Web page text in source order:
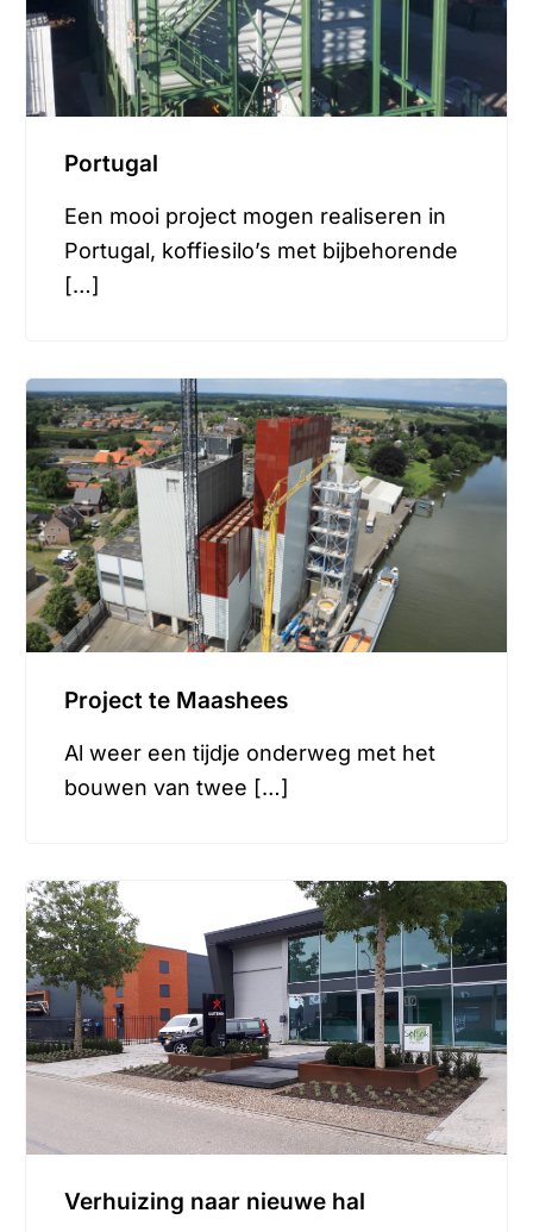
Portugal
Een mooi project mogen realiseren in
Portugal, koffiesilo’s met bijbehorende
[…]
Project te Maashees
Al weer een tijdje onderweg met het
bouwen van twee […]
Verhuizing naar nieuwe hal